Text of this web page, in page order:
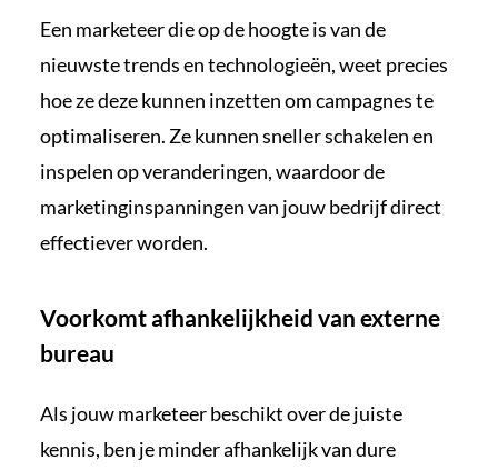
Een marketeer die op de hoogte is van de
nieuwste trends en technologieën, weet precies
hoe ze deze kunnen inzetten om campagnes te
optimaliseren. Ze kunnen sneller schakelen en
inspelen op veranderingen, waardoor de
marketinginspanningen van jouw bedrijf direct
effectiever worden.
Voorkomt afhankelijkheid van externe
bureau
Als jouw marketeer beschikt over de juiste
kennis, ben je minder afhankelijk van dure